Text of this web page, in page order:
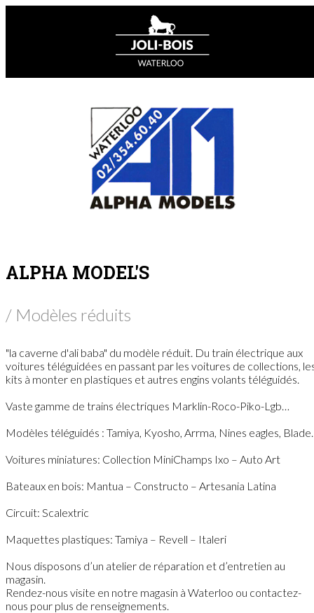
ALPHA MODEL'S
/ Modèles réduits
"la caverne d'ali baba" du modèle réduit. Du train électrique aux
voitures téléguidées en passant par les voitures de collections,
kits à monter en plastiques et autres engins volants téléguidés.
Vaste gamme de trains électriques Marklin-Roco-Piko-Lgb…
Modèles téléguidés : Tamiya, Kyosho, Arrma, Nines eagles,
Voitures miniatures: Collection MiniChamps Ixo – Auto Art
Bateaux en bois: Mantua – Constructo – Artesania Latina
Circuit: Scalextric
Maquettes plastiques: Tamiya – Revell – Italeri
Nous disposons d’un atelier de réparation et d’entretien au
magasin.
Rendez-nous visite en notre magasin à Waterloo ou contactez-
nous pour plus de renseignements.